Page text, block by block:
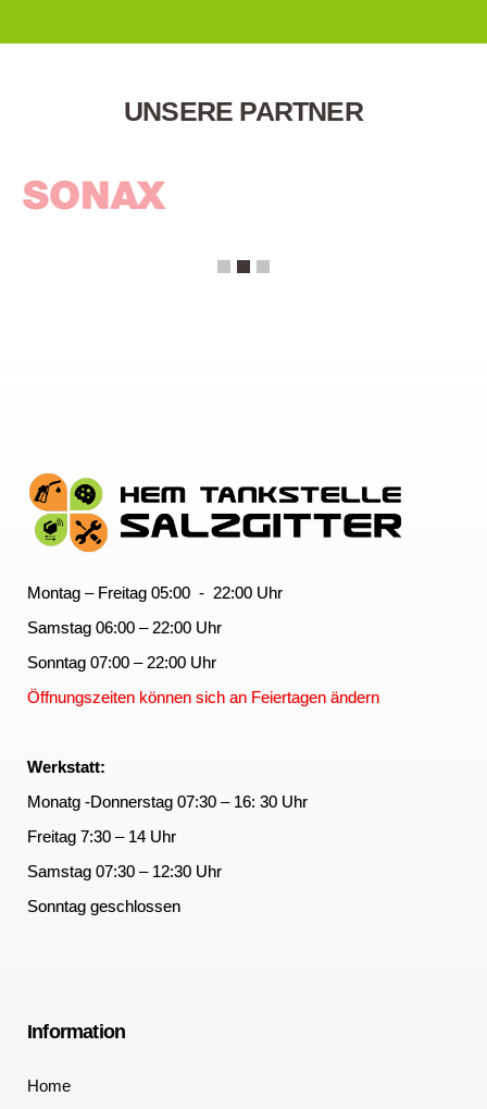
UNSERE PARTNER
Montag – Freitag 05:00 - 22:00 Uhr
Samstag 06:00 – 22:00 Uhr
Sonntag 07:00 – 22:00 Uhr
Öffnungszeiten können sich an Feiertagen ändern
Werkstatt:
Monatg -Donnerstag 07:30 – 16: 30 Uhr
Freitag 7:30 – 14 Uhr
Samstag 07:30 – 12:30 Uhr
Sonntag geschlossen
Information
Home